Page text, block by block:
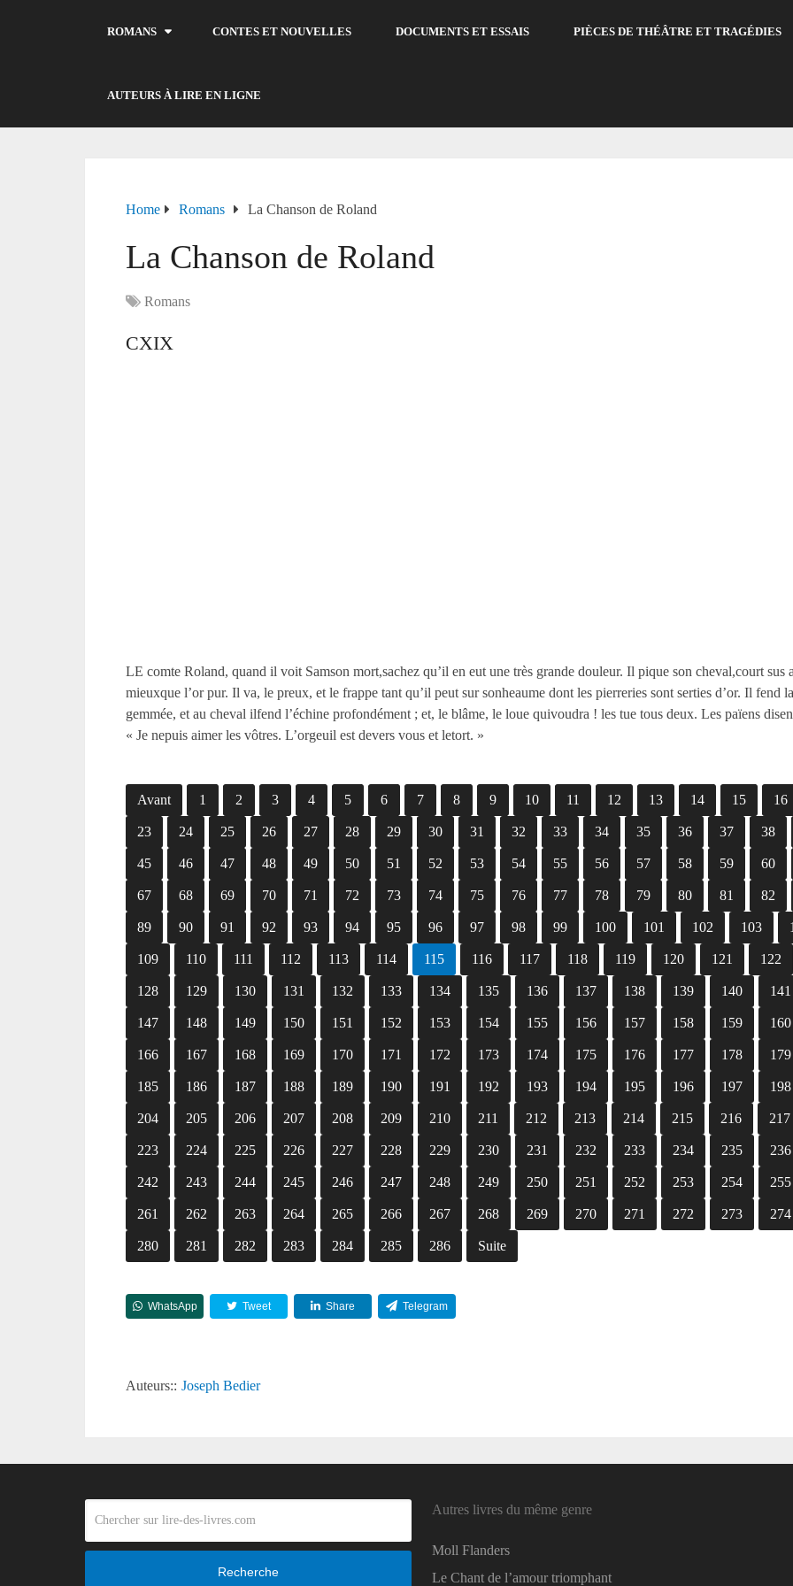
ROMANS CONTES ET NOUVELLES DOCUMENTS ET ESSAIS PIÈCES DE THÉÂTRE ET TRAGÉDIES
AUTEURS À LIRE EN LIGNE
Home Romans La Chanson de Roland
La Chanson de Roland
Romans
CXIX
LE comte Roland, quand il voit Samson mort,sachez qu’il en eut une très grande douleur. Il pique son cheval,court
mieuxque l’or pur. Il va, le preux, et le frappe tant qu’il peut sur sonheaume dont les pierreries sont serties d’or. Il fend
gemmée, et au cheval ilfend l’échine profondément ; et, le blâme, le loue quivoudra ! les tue tous deux. Les païens
« Je nepuis aimer les vôtres. L’orgeuil est devers vous et letort. »
Avant 1 2 3 4 5 6 7 8 9 10 11 12 13 14 15 16
23 24 25 26 27 28 29 30 31 32 33 34 35 36 37 38
45 46 47 48 49 50 51 52 53 54 55 56 57 58 59 60
67 68 69 70 71 72 73 74 75 76 77 78 79 80 81 82
89 90 91 92 93 94 95 96 97 98 99 100 101 102 103
109 110 111 112 113 114 115 116 117 118 119 120 121 122
128 129 130 131 132 133 134 135 136 137 138 139 140 141
147 148 149 150 151 152 153 154 155 156 157 158 159 160
166 167 168 169 170 171 172 173 174 175 176 177 178 179
185 186 187 188 189 190 191 192 193 194 195 196 197 198
204 205 206 207 208 209 210 211 212 213 214 215 216 217
223 224 225 226 227 228 229 230 231 232 233 234 235 236
242 243 244 245 246 247 248 249 250 251 252 253 254 255
261 262 263 264 265 266 267 268 269 270 271 272 273 274
280 281 282 283 284 285 286 Suite
WhatsApp Tweet Share Telegram
Auteurs:: Joseph Bedier
Recherche
Autres livres du même genre
Moll Flanders
Le Chant de l’amour triomphant